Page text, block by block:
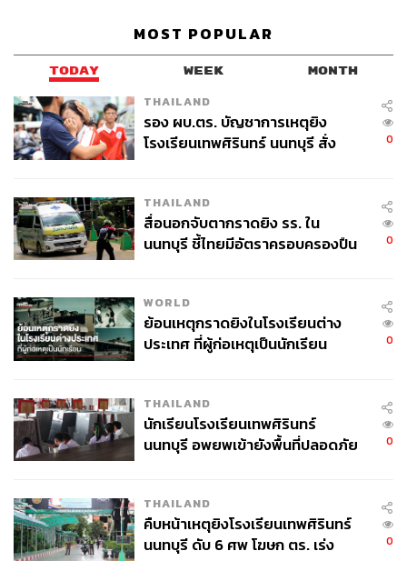
MOST POPULAR
TODAY WEEK MONTH
THAILAND
รอง ผบ.ตร. บัญชาการเหตุยิง
โรงเรียนเทพศิรินทร์ นนทบุรี สั่ง
0
THAILAND
สื่อนอกจับตากราดยิง รร. ใน
นนทบุรี ชี้ไทยมีอัตราครอบครองปืน
0
WORLD
ย้อนเหตุกราดยิงในโรงเรียนต่าง
ประเทศ ที่ผู้ก่อเหตุเป็นนักเรียน
0
THAILAND
นักเรียนโรงเรียนเทพศิรินทร์
นนทบุรี อพยพเข้ายังพื้นที่ปลอดภัย
0
THAILAND
คืบหน้าเหตุยิงโรงเรียนเทพศิรินทร์
นนทบุรี ดับ 6 ศพ โฆษก ตร. เร่ง
0